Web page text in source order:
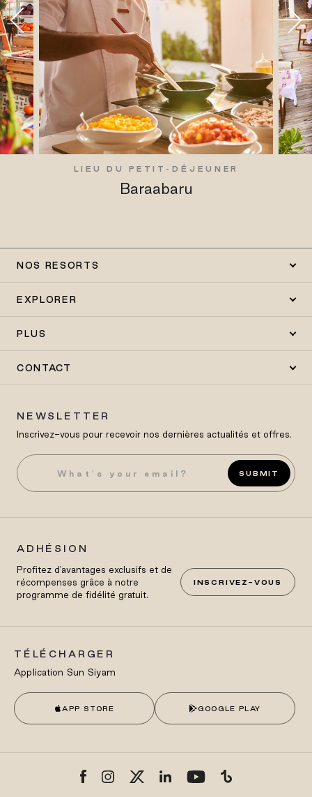
LIEU DU PETIT-DÉJEUNER
Baraabaru
NOS RESORTS
EXPLORER
PLUS
CONTACT
NEWSLETTER
Inscrivez-vous pour recevoir nos dernières actualités et offres.
SUBMIT
ADHÉSION
Profitez d'avantages exclusifs et de
récompenses grâce à notre
programme de fidélité gratuit.
INSCRIVEZ-VOUS
TÉLÉCHARGER
Application Sun Siyam
APP STORE GOOGLE PLAY